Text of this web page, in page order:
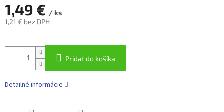
1,49 € / ks
1,21 € bez DPH
cena:
Pridať do košíka
Detailné informácie